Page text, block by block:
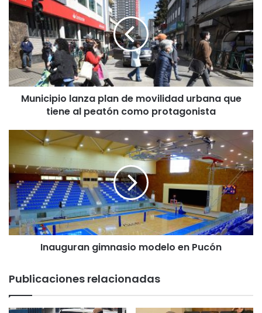
i
c
i
p
i
o
l
a
n
d
e
l
i
d
Municipio lanza plan de movilidad urbana que
tiene al peatón como protagonista
u
g
u
r
a
n
n
a
s
Inauguran gimnasio modelo en Pucón
Publicaciones relacionadas